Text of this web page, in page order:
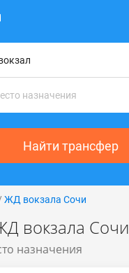
Найти трансфер
ЖД вокзала Сочи
вокзала Сочи
назначения